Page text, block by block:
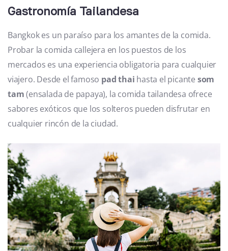
Gastronomía Tailandesa
Bangkok es un paraíso para los amantes de la comida.
Probar la comida callejera en los puestos de los
mercados es una experiencia obligatoria para cualquier
viajero. Desde el famoso pad thai hasta el picante som
tam(ensalada de papaya), la comida tailandesa ofrece
sabores exóticos que los solteros pueden disfrutar en
cualquier rincón de la ciudad.